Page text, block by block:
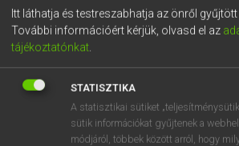
KERESÉS
Díjmentes angol szótár
mn melléknévi
fn
melléknév
Itt láthatja és testreszabhatja az önről
További információért kérjük, olvasd el az
tájékoztatónkat
STATISZTIKA
A statisztikai sütiket
sütik információkat gyűjtenek a
módjáról, többek között arról, hogy
GR
5 6 7 8 9 ö
r t z u i o
k l
n m , . -